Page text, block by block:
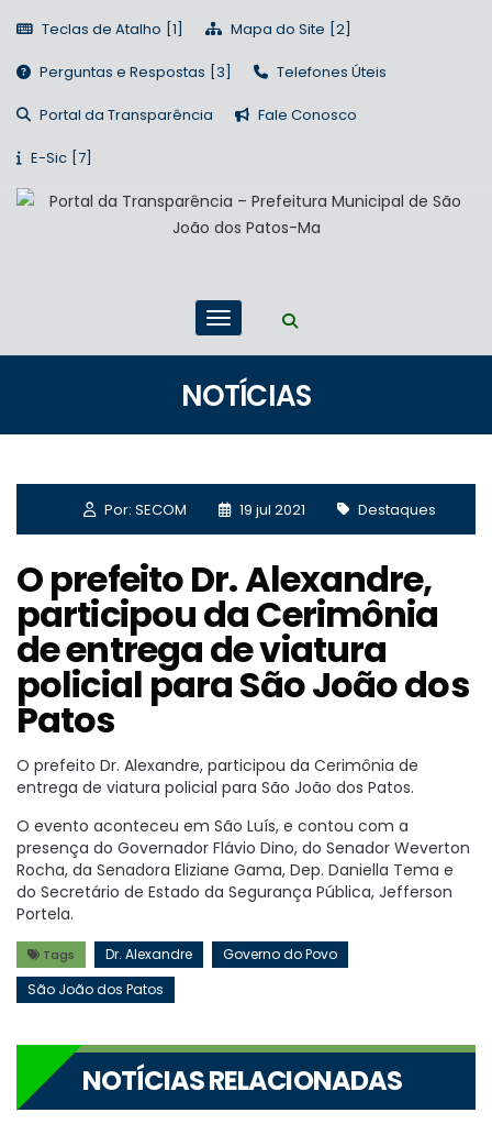
Teclas de Atalho Mapa do Site
Perguntas e Respostas Telefones Úteis
Portal da Transparência Fale Conosco
E-Sic
NOTÍCIAS
Por: SECOM 19 jul 2021 Destaques
O prefeito Dr. Alexandre,
participou da Cerimônia
de entrega de viatura
policial para São João dos
Patos
O prefeito Dr. Alexandre, participou da Cerimônia de
entrega de viatura policial para São João dos Patos.
O evento aconteceu em São Luís, e contou com a
presença do Governador Flávio Dino, do Senador Weverton
Rocha, da Senadora Eliziane Gama, Dep. Daniella Tema e
do Secretário de Estado da Segurança Pública, Jefferson
Portela.
Tags Dr. Alexandre
Governo do Povo
São João dos Patos
NOTÍCIAS RELACIONADAS